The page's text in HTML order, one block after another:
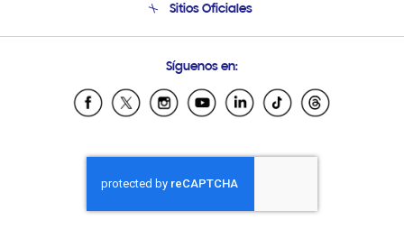
Condiciones de Compra
Soporte vía eMail
Sitios Oficiales
Samsung Ecuador
Samsung El Salvador
Samsung Honduras
Samsung Nicaragua
Samsung Panamá
Síguenos en: